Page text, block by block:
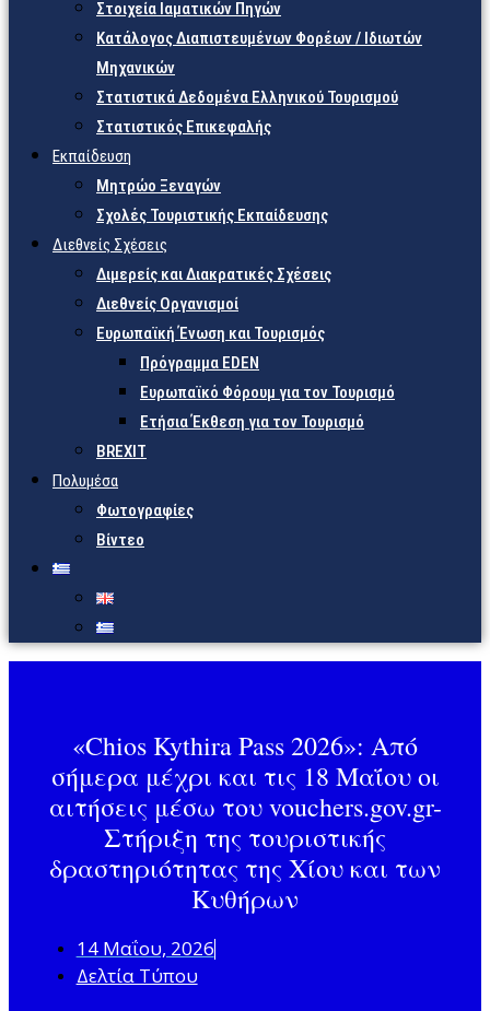
Στοιχεία Ιαματικών Πηγών
Κατάλογος Διαπιστευμένων Φορέων / Ιδιωτών
Μηχανικών
Στατιστικά Δεδομένα Ελληνικού Τουρισμού
Στατιστικός Επικεφαλής
Εκπαίδευση
Μητρώο Ξεναγών
Σχολές Τουριστικής Εκπαίδευσης
Διεθνείς Σχέσεις
Διμερείς και Διακρατικές Σχέσεις
Διεθνείς Οργανισμοί
Ευρωπαϊκή Ένωση και Τουρισμός
Πρόγραμμα EDEN
Ευρωπαϊκό Φόρουμ για τον Τουρισμό
Ετήσια Έκθεση για τον Τουρισμό
BREXIT
Πολυμέσα
Φωτογραφίες
Βίντεο
«Chios Kythira Pass 2026»: Από
σήμερα μέχρι και τις 18 Μαΐου οι
αιτήσεις μέσω του vouchers.gov.gr-
Στήριξη της τουριστικής
δραστηριότητας της Χίου και των
Κυθήρων
14 Μαΐου, 2026
Δελτία Τύπου